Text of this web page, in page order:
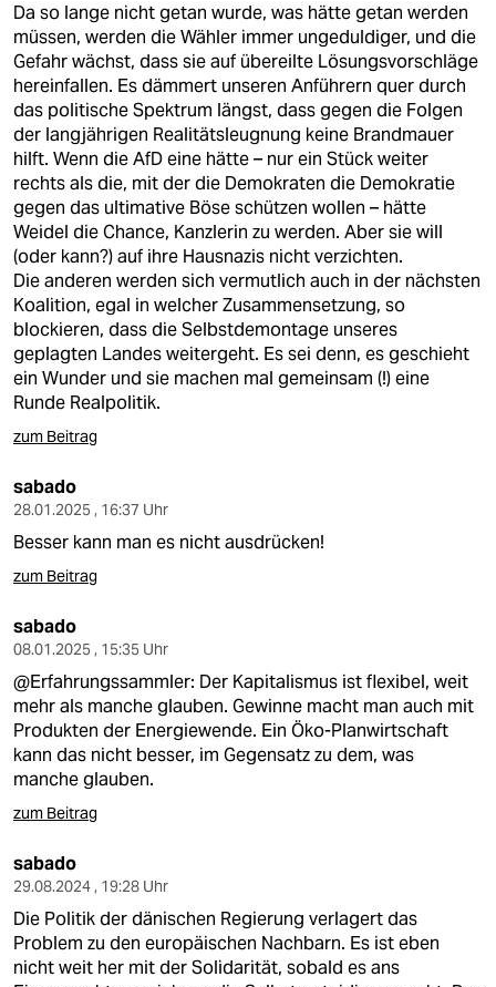
Da so lange nicht getan wurde, was hätte getan werden
müssen, werden die Wähler immer ungeduldiger, und die
Gefahr wächst, dass sie auf übereilte Lösungsvorschläge
hereinfallen. Es dämmert unseren Anführern quer durch
das politische Spektrum längst, dass gegen die Folgen
der langjährigen Realitätsleugnung keine Brandmauer
hilft. Wenn die AfD eine hätte – nur ein Stück weiter
rechts als die, mit der die Demokraten die Demokratie
gegen das ultimative Böse schützen wollen – hätte
Weidel die Chance, Kanzlerin zu werden. Aber sie will
(oder kann?) auf ihre Hausnazis nicht verzichten.
Die anderen werden sich vermutlich auch in der nächsten
Koalition, egal in welcher Zusammensetzung, so
blockieren, dass die Selbstdemontage unseres
geplagten Landes weitergeht. Es sei denn, es geschieht
ein Wunder und sie machen mal gemeinsam (!) eine
Runde Realpolitik.
zum Beitrag
sabado
28.01.2025 , 16:37 Uhr
Besser kann man es nicht ausdrücken!
zum Beitrag
sabado
08.01.2025 , 15:35 Uhr
@Erfahrungssammler: Der Kapitalismus ist flexibel, weit
mehr als manche glauben. Gewinne macht man auch mit
Produkten der Energiewende. Ein Öko-Planwirtschaft
kann das nicht besser, im Gegensatz zu dem, was
manche glauben.
zum Beitrag
sabado
29.08.2024 , 19:28 Uhr
Die Politik der dänischen Regierung verlagert das
Problem zu den europäischen Nachbarn. Es ist eben
nicht weit her mit der Solidarität, sobald es ans